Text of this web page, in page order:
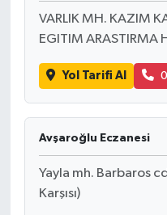
VARLIK MH. KAZIM
EGITIM ARASTIRMA
Yol Tarifi Al
Avşaroğlu Eczanesi
Yayla mh. Barbaros
Karşısı)